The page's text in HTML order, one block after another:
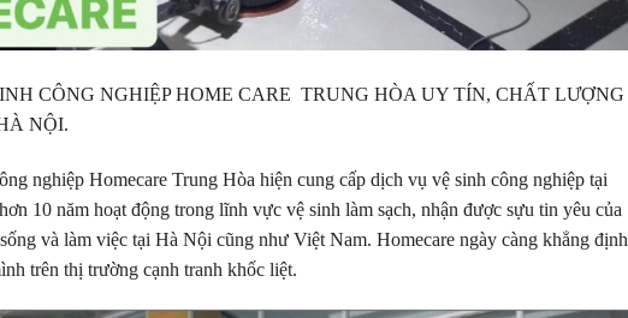
CÔNG NGHIỆP HOME CARE TRUNG HÒA UY TÍN, CHẤT LƯỢNG
NỘI.
nghiệp Homecare Trung Hòa hiện cung cấp dịch vụ vệ sinh công nghiệp tại
10 năm hoạt động trong lĩnh vực vệ sinh làm sạch, nhận được sựu tin yêu của
và làm việc tại Hà Nội cũng như Việt Nam. Homecare ngày càng khẳng định
trên thị trường cạnh tranh khốc liệt.